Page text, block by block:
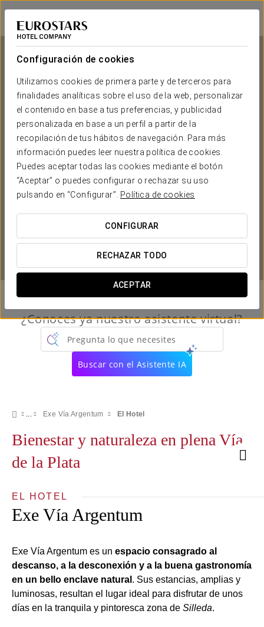
Configuración de cookies
Utilizamos cookies de primera parte y de terceros para
finalidades analíticas sobre el uso de la web, personalizar
el contenido en base a tus preferencias, y publicidad
personalizada en base a un perfil a partir de la
recopilación de tus hábitos de navegación. Para más
información puedes leer nuestra política de cookies.
Puedes aceptar todas las cookies mediante el botón
“Aceptar” o puedes configurar o rechazar su uso
pulsando en “Configurar”.
Política de cookies
CONFIGURAR
RECHAZAR TODO
ACEPTAR
Exe Vía Argentum
PONTEVEDRA - SILLEDA
Exe Vía Argentum
PONTEVEDRA - SILLEDA
¿CUÁNDO QUIERES IR?
¿Conoces ya nuestro asistente virtual?
Pregunta lo que necesites
Buscar con el Asistente IA
Exe Vía Argentum El Hotel
Bienestar y naturaleza en plena Vía
de la Plata
EL HOTEL
Exe Vía Argentum
Exe Vía Argentum es un espacio consagrado al
descanso, a la desconexión y a la buena gastronomía
en un bello enclave natural . Sus estancias, amplias y
luminosas, resultan el lugar ideal para disfrutar de unos
días en la tranquila y pintoresca zona de Silleda.